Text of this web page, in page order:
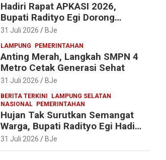
Hadiri Rapat APKASI 2026,
Bupati Radityo Egi Dorong
Sinergi Pusat-Daerah untuk
Kabupaten
31 Juli 2026 BJe
LAMPUNG PEMERINTAHAN
Anting Merah, Langkah SMPN 4
Metro Cetak Generasi Sehat
31 Juli 2026 BJe
BERITA TERKINI
LAMPUNG SELATAN
NASIONAL
PEMERINTAHAN
Hujan Tak Surutkan Semangat
Warga, Bupati Radityo Egi Hadiri
Tradisi Sedekah Bumi 206
Tahun di Sumur Kumbang
31 Juli 2026 BJe